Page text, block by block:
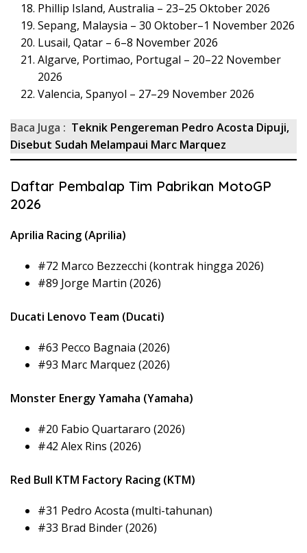
Phillip Island, Australia – 23–25 Oktober 2026
Sepang, Malaysia – 30 Oktober–1 November 2026
Lusail, Qatar – 6–8 November 2026
Algarve, Portimao, Portugal – 20–22 November
2026
Valencia, Spanyol – 27–29 November 2026
Baca Juga : Teknik Pengereman Pedro Acosta Dipuji,
Disebut Sudah Melampaui Marc Marquez
Daftar Pembalap Tim Pabrikan MotoGP
2026
Aprilia Racing (Aprilia)
#72 Marco Bezzecchi (kontrak hingga 2026)
#89 Jorge Martin (2026)
Ducati Lenovo Team (Ducati)
#63 Pecco Bagnaia (2026)
#93 Marc Marquez (2026)
Monster Energy Yamaha (Yamaha)
#20 Fabio Quartararo (2026)
#42 Alex Rins (2026)
Red Bull KTM Factory Racing (KTM)
#31 Pedro Acosta (multi-tahunan)
#33 Brad Binder (2026)